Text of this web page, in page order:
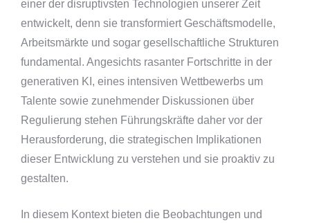
einer der disruptivsten Technologien unserer Zeit
entwickelt, denn sie transformiert Geschäftsmodelle,
Arbeitsmärkte und sogar gesellschaftliche Strukturen
fundamental. Angesichts rasanter Fortschritte in der
generativen KI, eines intensiven Wettbewerbs um
Talente sowie zunehmender Diskussionen über
Regulierung stehen Führungskräfte daher vor der
Herausforderung, die strategischen Implikationen
dieser Entwicklung zu verstehen und sie proaktiv zu
gestalten.
In diesem Kontext bieten die Beobachtungen und